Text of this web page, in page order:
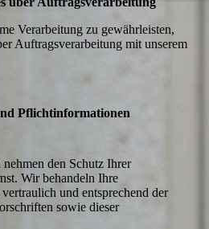
Verarbeitung zu gewährleisten,
Auftragsverarbeitung mit unserem
Pflichtinformationen
den Schutz Ihrer
Wir behandeln Ihre
und entsprechend der
sowie dieser